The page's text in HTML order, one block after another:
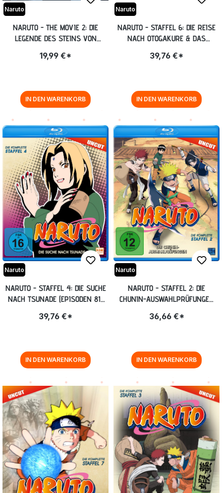
Naruto
NARUTO - THE MOVIE 2: DIE
LEGENDE DES STEINS VON
19,99 €*
IN DEN WARENKORB
Naruto
NARUTO - STAFFEL 6: DIE REISE
NACH OTOGAKURE & DAS
136-157, UNCUT) BLU-RAY
39,76 €*
IN DEN WARENKORB
Naruto
NARUTO - STAFFEL 4: DIE SUCHE
NACH TSUNADE (EPISODEN 81-
39,76 €*
IN DEN WARENKORB
Naruto
NARUTO - STAFFEL 2: DIE
CHUNIN-AUSWAHLPRÜFUNGEN
RAY
36,66 €*
IN DEN WARENKORB